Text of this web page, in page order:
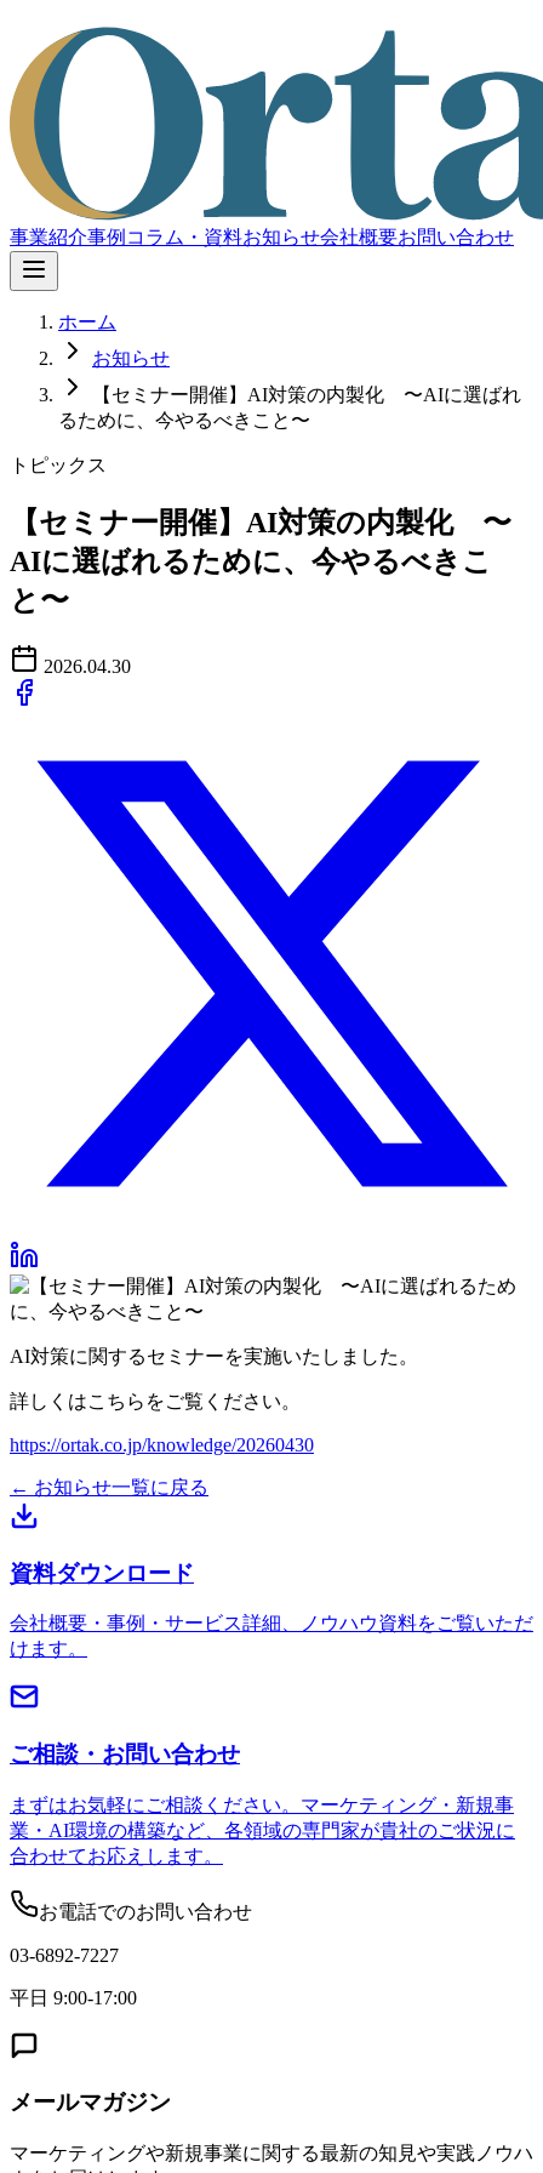
事業紹介事例 コラム・資料お知らせ会社概要お問い合わせ
ホーム
お知らせ
【セミナー開催】AI対策の内製化 〜AIに選ばれ
るために、今やるべきこと〜
トピックス
【セミナー開催】AI対策の内製化 〜
AIに選ばれるために、今やるべきこ
と〜
2026.04.30
AI対策に関するセミナーを実施いたしました。
詳しくはこちらをご覧ください。
https://ortak.co.jp/knowledge/20260430
← お知らせ一覧に戻る
資料ダウンロード
会社概要・事例・サービス詳細、ノウハウ資料をご覧いただ
けます。
ご相談・お問い合わせ
まずはお気軽にご相談ください。マーケティング・新規事
業・AI環境の構築など、各領域の専門家が貴社のご状況に
合わせてお応えします。
お電話でのお問い合わせ
03-6892-7227
平日 9:00-17:00
メールマガジン
マーケティングや新規事業に関する最新の知見や実践ノウハ